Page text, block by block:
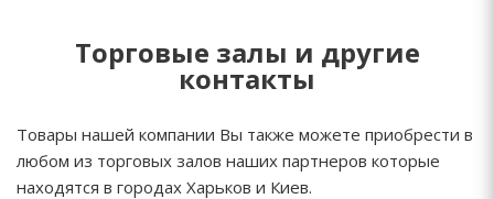
Торговые залы и другие
контакты
Товары нашей компании Вы также можете приобрести в
любом из торговых залов наших партнеров которые
находятся в городах Харьков и Киев.